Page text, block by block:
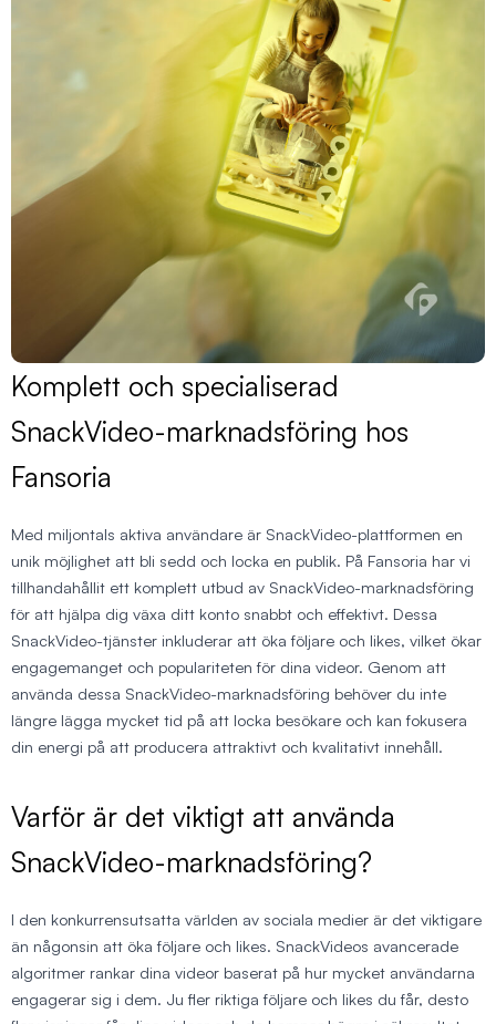
Komplett och specialiserad
SnackVideo-marknadsföring hos
Fansoria
Med miljontals aktiva användare är SnackVideo-plattformen en
unik möjlighet att bli sedd och locka en publik. På Fansoria har vi
tillhandahållit ett komplett utbud av SnackVideo-marknadsföring
för att hjälpa dig växa ditt konto snabbt och effektivt. Dessa
SnackVideo-tjänster inkluderar att öka följare och likes, vilket ökar
engagemanget och populariteten för dina videor. Genom att
använda dessa SnackVideo-marknadsföring behöver du inte
längre lägga mycket tid på att locka besökare och kan fokusera
din energi på att producera attraktivt och kvalitativt innehåll.
Varför är det viktigt att använda
SnackVideo-marknadsföring?
I den konkurrensutsatta världen av sociala medier är det viktigare
än någonsin att öka följare och likes. SnackVideos avancerade
algoritmer rankar dina videor baserat på hur mycket användarna
engagerar sig i dem. Ju fler riktiga följare och likes du får, desto